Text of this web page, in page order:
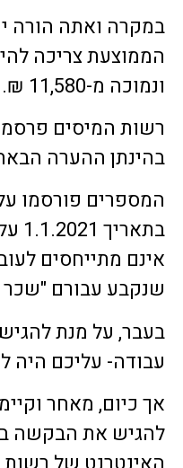
במקרה ואתה הורה
ונמוכה מ-11,580 ₪.
רשות המיסים
בהינתן ההערה
המספרים פורסמו
אינם מתייחסים
שנקבע עבורם "שכר
בעבר, על מנת
עבודה- עליכם היה
אך כיום, מאחר
להגיש את הבקשה